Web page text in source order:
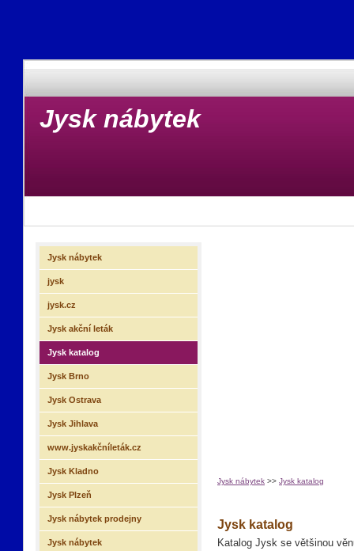
Jysk nábytek
Jysk nábytek >> Jysk katalog
Jysk katalog
Katalog Jysk se většinou
Jysk nábytek
jysk
jysk.cz
Jysk akční leták
Jysk katalog
Jysk Brno
Jysk Ostrava
Jysk Jihlava
www.jyskakčníleták.cz
Jysk Kladno
Jysk Plzeň
Jysk nábytek prodejny
Jysk nábytek